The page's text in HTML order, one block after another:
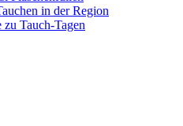
in der Region
Tauch-Tagen